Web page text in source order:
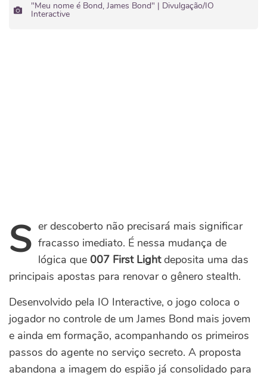
"Meu nome é Bond, James Bond" | Divulgação/IO
Interactive
Ser descoberto não precisará mais significar
fracasso imediato. É nessa mudança de
lógica que 007 First Lightdeposita uma das
principais apostas para renovar o gênero stealth.
Desenvolvido pela IO Interactive, o jogo coloca o
jogador no controle de um James Bond mais jovem
e ainda em formação, acompanhando os primeiros
passos do agente no serviço secreto. A proposta
abandona a imagem do espião já consolidado para